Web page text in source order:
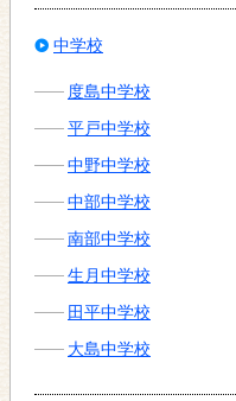
中学校
度島中学校
平戸中学校
中野中学校
中部中学校
南部中学校
生月中学校
田平中学校
大島中学校